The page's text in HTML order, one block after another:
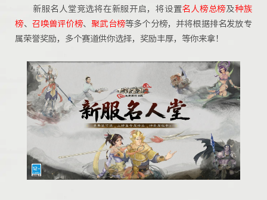
新服名人堂竞选将在新服开启，将设置名人榜总榜及种族
榜、 召唤兽评价榜、聚武台榜等多个分榜，并将根据排名发放专
属荣誉奖励，多个赛道供你选择，奖励丰厚，等你来拿！